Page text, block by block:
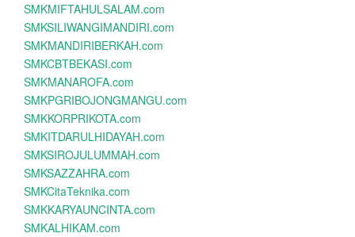
SMKMIFTAHULSALAM.com
SMKSILIWANGIMANDIRI.com
SMKMANDIRIBERKAH.com
SMKCBTBEKASI.com
SMKMANAROFA.com
SMKPGRIBOJONGMANGU.com
SMKKORPRIKOTA.com
SMKITDARULHIDAYAH.com
SMKSIROJULUMMAH.com
SMKSAZZAHRA.com
SMKCitaTeknika.com
SMKKARYAUNCINTA.com
SMKALHIKAM.com